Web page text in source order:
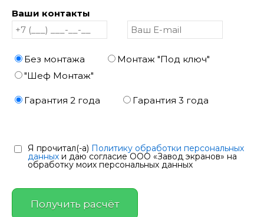
Ваши контакты
Без монтажа
Монтаж "Под ключ"
"Шеф Монтаж"
Гарантия 2 года Гарантия 3 года
Я прочитал(-а) Политику обработки персональных
данных и даю согласие ООО «Завод экранов» на
обработку моих персональных данных